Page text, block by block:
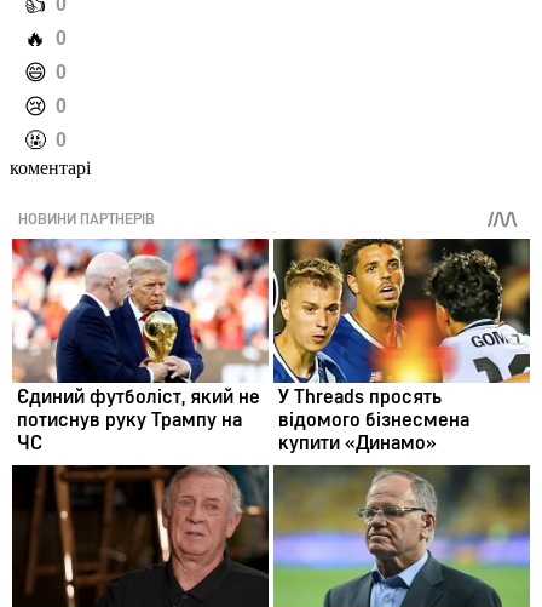
️👍 0
️🔥 0
️😄 0
️😢 0
️🤬 0
коментарі